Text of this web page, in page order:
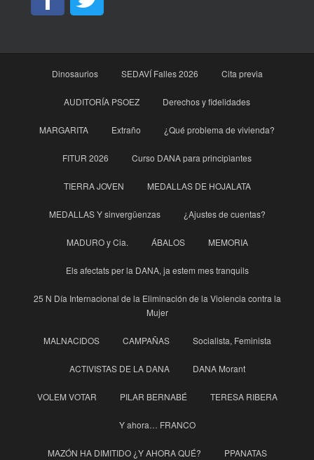
Dinosaurios SEDAVÍ Falles 2026 Cita previa
AUDITORÍA PSOEZ Derechos y fidelidades
MARGARITA Extraño ¿Qué problema de vivienda?
FITUR 2026 Curso DANA para principìantes
TIERRA JOVEN MEDALLAS DE HOJALATA
MEDALLAS Y sinvergüenzas ¿Ajustes de cuentas?
MADURO y Cia. ÁBALOS MEMORIA
Els afectats per la DANA, ja estem mes tranquils
25 N Día Internacional de la Eliminación de la Violencia contra la
Mujer
MALNACIDOS CAMPAÑAS Socialista, Feminista
ACTIVISTAS DE LA DANA DANA Morant
VOLEM VOTAR PILAR BERNABÉ TERESA RIBERA
Y ahora… FRANCO
MAZÓN HA DIMITIDO ¿Y AHORA QUÉ? PPANATAS